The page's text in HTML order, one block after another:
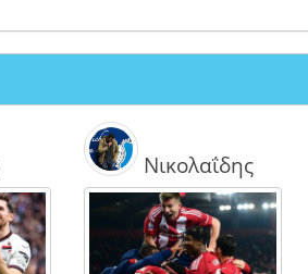
Νικολαΐδης